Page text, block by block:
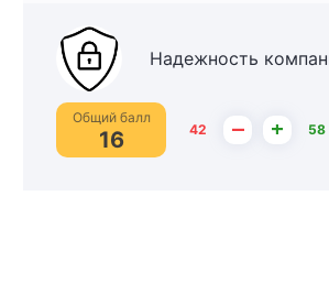
Надежность
Общий балл
16 42 – + 58